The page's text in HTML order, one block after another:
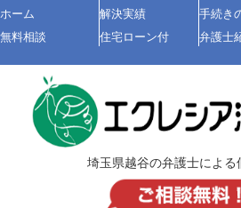
ホーム 解決実績 手続き
無料相談
住宅ローン付 弁護士
埼玉県越谷の弁護士による